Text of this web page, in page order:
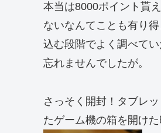
本当は8000ポイント貰
ないなんてことも有り
込む段階でよく調べて
忘れませんでしたが。
さっそく開封！タブレ
たゲーム機の箱を開け